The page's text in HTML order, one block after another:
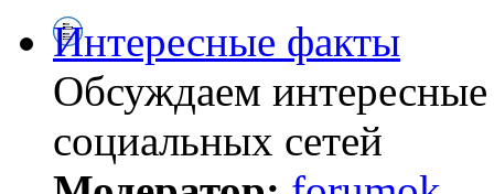
Интересные факты
Обсуждаем
социальных сетей